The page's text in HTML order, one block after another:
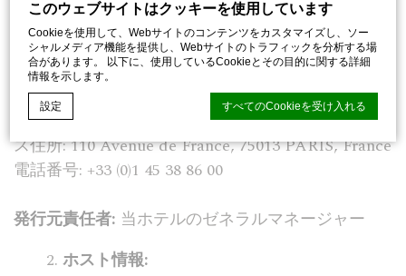
このウェブサイトはクッキーを使用しています
Cookieを使用して、Webサイトのコンテンツをカスタマイズし、ソー
シャルメディア機能を提供し、Webサイトのトラフィックを分析する場
合があります。 以下に、使用しているCookieとその目的に関する詳細
情報を示します。
設定 すべてのCookieを受け入れる
ディーエッジマカロンCMPによるCookie宣言. 最後の更新：2026-07-
クッキーとは何ですか？
Webサイトで使用されるテキスト情報のほんの一部です。
すべてのCookieを受け入れるか、許可するカテゴリを選択
当サイトの発行は:
ACCOR SA,株式会社 資本金 700 317 363ユーロ パ
リ商業・会社登記簿番号 B 602 036 444 欧州共同体
内付加価値税納税番号FR 93 602 036 444 登記オフィ
ス住所: 110 Avenue de France, 75013 PARIS, France
電話番号: +33 (0)1 45 38 86 00
発行元責任者: 当ホテルのゼネラルマネージャー
ホスト情報: